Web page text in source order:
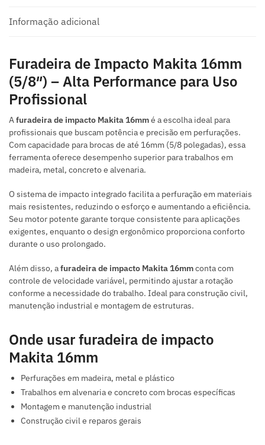
Informação adicional
Furadeira de Impacto Makita 16mm
(5/8″) – Alta Performance para Uso
Profissional
Afuradeira de impacto Makita 16mmé a escolha ideal para
profissionais que buscam potência e precisão em perfurações.
Com capacidade para brocas de até 16mm (5/8 polegadas), essa
ferramenta oferece desempenho superior para trabalhos em
madeira, metal, concreto e alvenaria.
O sistema de impacto integrado facilita a perfuração em materiais
mais resistentes, reduzindo o esforço e aumentando a eficiência.
Seu motor potente garante torque consistente para aplicações
exigentes, enquanto o design ergonômico proporciona conforto
durante o uso prolongado.
Além disso, afuradeira de impacto Makita 16mmconta com
controle de velocidade variável, permitindo ajustar a rotação
conforme a necessidade do trabalho. Ideal para construção civil,
manutenção industrial e montagem de estruturas.
Onde usar furadeira de impacto
Makita 16mm
Perfurações em madeira, metal e plástico
Trabalhos em alvenaria e concreto com brocas específicas
Montagem e manutenção industrial
Construção civil e reparos gerais